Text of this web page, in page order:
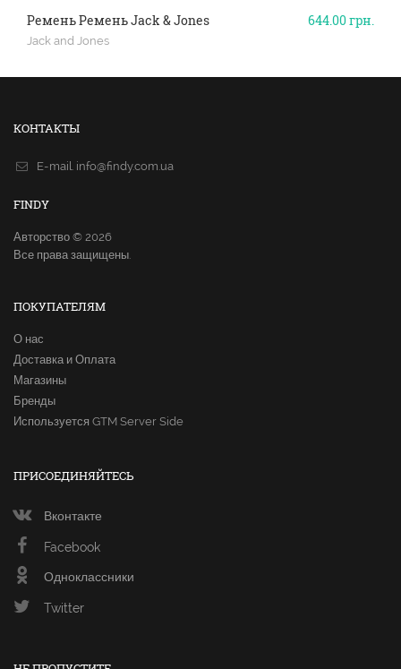
644.00грн.
Ремень Ремень Jack & Jones
Jack and Jones
КОНТАКТЫ
E-mail. info@findy.com.ua
FINDY
Авторство © 2026
Все права защищены.
ПОКУПАТЕЛЯМ
О нас
Доставка и Оплата
Магазины
Бренды
Используется GTM Server Side
ПРИСОЕДИНЯЙТЕСЬ
Вконтакте
Facebook
Одноклассники
Twitter